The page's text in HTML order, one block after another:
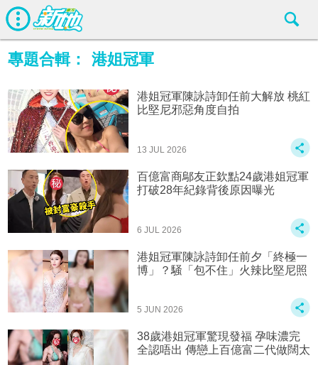
專題合輯： 港姐冠軍
港姐冠軍陳詠詩卸任前大解放 桃紅
比堅尼邪惡角度自拍
13 JUL 2026
百億富商鄔友正欽點24歲港姐冠軍
打破28年紀錄背後原因曝光
6 JUL 2026
港姐冠軍陳詠詩卸任前夕「終極一
博」？騒「包不住」火辣比堅尼照
5 JUN 2026
38歲港姐冠軍驚現發福 孕味濃完
全認唔出 傳戀上百億富二代做闊太